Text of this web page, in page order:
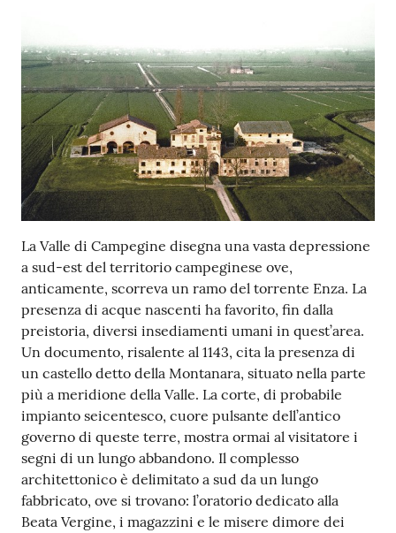
La Valle di Campegine disegna una vasta depressione
a sud-est del territorio campeginese ove,
anticamente, scorreva un ramo del torrente Enza. La
presenza di acque nascenti ha favorito, fin dalla
preistoria, diversi insediamenti umani in quest’area.
Un documento, risalente al 1143, cita la presenza di
un castello detto della Montanara, situato nella parte
più a meridione della Valle. La corte, di probabile
impianto seicentesco, cuore pulsante dell’antico
governo di queste terre, mostra ormai al visitatore i
segni di un lungo abbandono. Il complesso
architettonico è delimitato a sud da un lungo
fabbricato, ove si trovano: l’oratorio dedicato alla
Beata Vergine, i magazzini e le misere dimore dei